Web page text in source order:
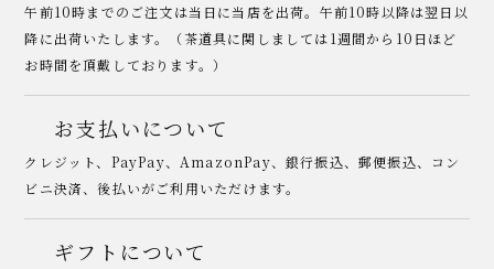
午前10時までのご注文は当日に当店を出荷。午前10時以降は翌日以
降に出荷いたします。（茶道具に関しましては1週間から10日ほど
お時間を頂戴しております。）
お支払いについて
クレジット、PayPay、AmazonPay、銀行振込、郵便振込、コン
ビニ決済、後払いがご利用いただけます。
ギフトについて